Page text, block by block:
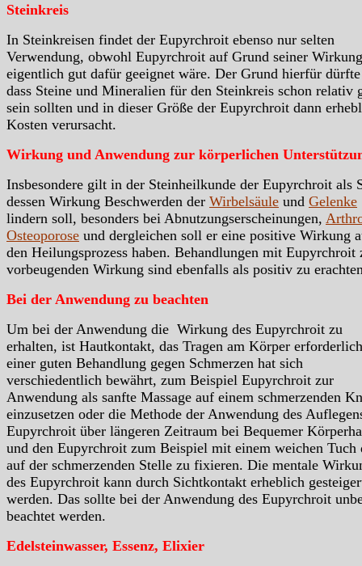
Steinkreis
In Steinkreisen findet der Eupyrchroit ebenso nur selten
Verwendung, obwohl Eupyrchroit auf Grund seiner Wirkung
eigentlich gut dafür geeignet wäre. Der Grund hierfür
dass Steine und Mineralien für den Steinkreis schon relativ
sein sollten und in dieser Größe der Eupyrchroit dann
Kosten verursacht.
Wirkung und Anwendung zur körperlichen
Insbesondere gilt in der Steinheilkunde der Eupyrchroit als
dessen Wirkung Beschwerden der Wirbelsäule und Gelenke
lindern soll, besonders bei Abnutzungserscheinungen,
Osteoporose und dergleichen soll er eine positive Wirkung
den Heilungsprozess haben. Behandlungen mit Eupyrchroit
vorbeugenden Wirkung sind ebenfalls als positiv zu
Bei der Anwendung zu beachten
Um bei der Anwendung die Wirkung des Eupyrchroit zu
erhalten, ist Hautkontakt, das Tragen am Körper
einer guten Behandlung gegen Schmerzen hat sich
verschiedentlich bewährt, zum Beispiel Eupyrchroit zur
Anwendung als sanfte Massage auf einem schmerzenden
einzusetzen oder die Methode der Anwendung des
Eupyrchroit über längeren Zeitraum bei Bequemer
und den Eupyrchroit zum Beispiel mit einem weichen Tuch
auf der schmerzenden Stelle zu fixieren. Die mentale
des Eupyrchroit kann durch Sichtkontakt erheblich
werden. Das sollte bei der Anwendung des Eupyrchroit
beachtet werden.
Edelsteinwasser, Essenz, Elixier